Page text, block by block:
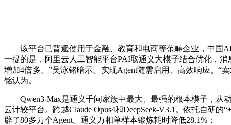
该平台已普遍使用于金融、教育和电商等范畴企业，中国AI
一提的是，阿里云人工智能平台PAI取通义大模子结合优化，
增加4倍多。”吴泳铭暗示。实现Agent随需启用、高效响应。“
铭认为。
Qwen3-Max是通义千问家族中最大、最强的根本模子，从动
云计较平台。跨越Claude Opus4和DeepSeek-V3.1。依托自研
辟了80多万个Agent。通义万相单样本锻炼耗时降低28.1%；